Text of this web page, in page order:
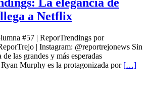
llega a Netflix
#57 | ReporTrendings por
| Instagram: @reportrejonews Sin
las grandes y más esperadas
Murphy es la protagonizada por […]